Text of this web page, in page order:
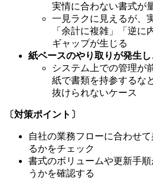
実情に合わない書式が
一見ラクに見えるが、
「余計に複雑」「逆に
ギャップが生じる
紙ベースのやり取りが発生
システム上での管理が
紙で書類を持参するな
抜けられないケース
〔対策ポイント〕
自社の業務フローに合わせ
るかをチェック
書式のボリュームや更新手
うかを確認する